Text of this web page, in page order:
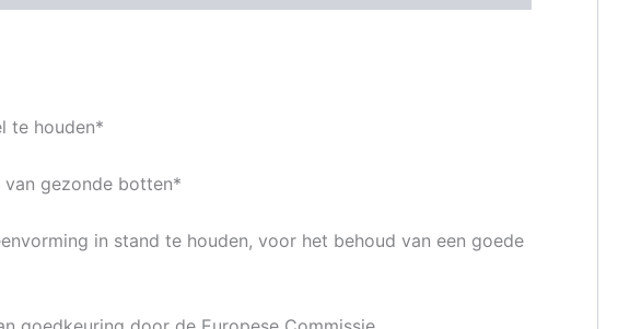
te houden*
van gezonde botten*
in stand te houden, voor het behoud van een goede